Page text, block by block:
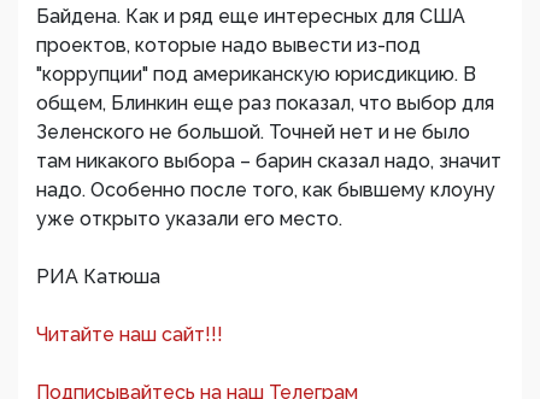
Байдена. Как и ряд еще интересных для США
проектов, которые надо вывести из-под
"коррупции" под американскую юрисдикцию. В
общем, Блинкин еще раз показал, что выбор для
Зеленского не большой. Точней нет и не было
там никакого выбора – барин сказал надо, значит
надо. Особенно после того, как бывшему клоуну
уже открыто указали его место.
РИА Катюша
Читайте наш сайт!!!
Подписывайтесь на наш Телеграм